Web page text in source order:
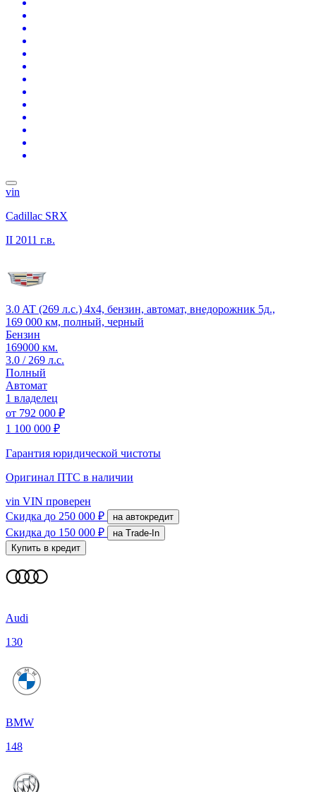
vin
Cadillac SRX
II 2011 г.в.
3.0 AT (269 л.с.) 4x4, бензин, автомат, внедорожник 5д.,
169 000 км, полный, черный
Бензин
169000 км.
3.0 / 269 л.с.
Полный
Автомат
1 владелец
от 792 000 ₽
1 100 000 ₽
Гарантия юридической чистоты
Оригинал ПТС в наличии
vin VIN проверен
Скидка до 250 000 ₽ на автокредит
Скидка до 150 000 ₽
на Trade-In
Купить в кредит
Audi
130
BMW
148